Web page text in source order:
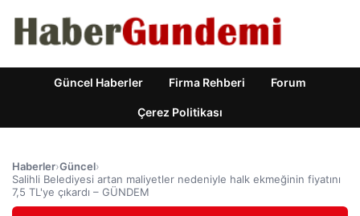
Güncel Haberler Firma Rehberi Forum
Çerez Politikası
Haberler›Güncel›
Salihli Belediyesi artan maliyetler nedeniyle halk ekmeğinin fiyatını
7,5 TL'ye çıkardı – GÜNDEM